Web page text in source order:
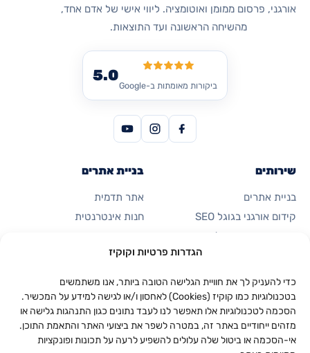
הגדרות פרטיות וקוקיז
כדי להעניק לך את חוויית הגלישה הטובה ביותר, אנו משתמשים
בטכנולוגיות כמו קוקיז (Cookies) לאחסון ו/או לגישה למידע על המכשיר.
הסכמה לטכנולוגיות אלו תאפשר לנו לעבד נתונים כגון התנהגות גלישה או
מזהים ייחודיים באתר זה, במטרה לשפר את ביצועי האתר והתאמת התוכן.
אי-הסכמה או ביטול שלה עלולים להשפיע לרעה על תכונות ופונקציות
אורגני, פרסום ממומן ואוטומציה. ליווי אישי של אדם אחד,
מהשיחה הראשונה ועד התוצאות.
ביקורות מאומתות ב-Google
5.0
שירותים
בניית אתרים
קידום אורגני בגוגל SEO
פרסום ממומן בגוגל
קידום ברשתות חברתיות
בניית אתרים
אתר תדמית
חנות אינטרנטית
כרטיס ביקור דיגיטלי
החברה
אודות
יצירת קשר
053-923-0094